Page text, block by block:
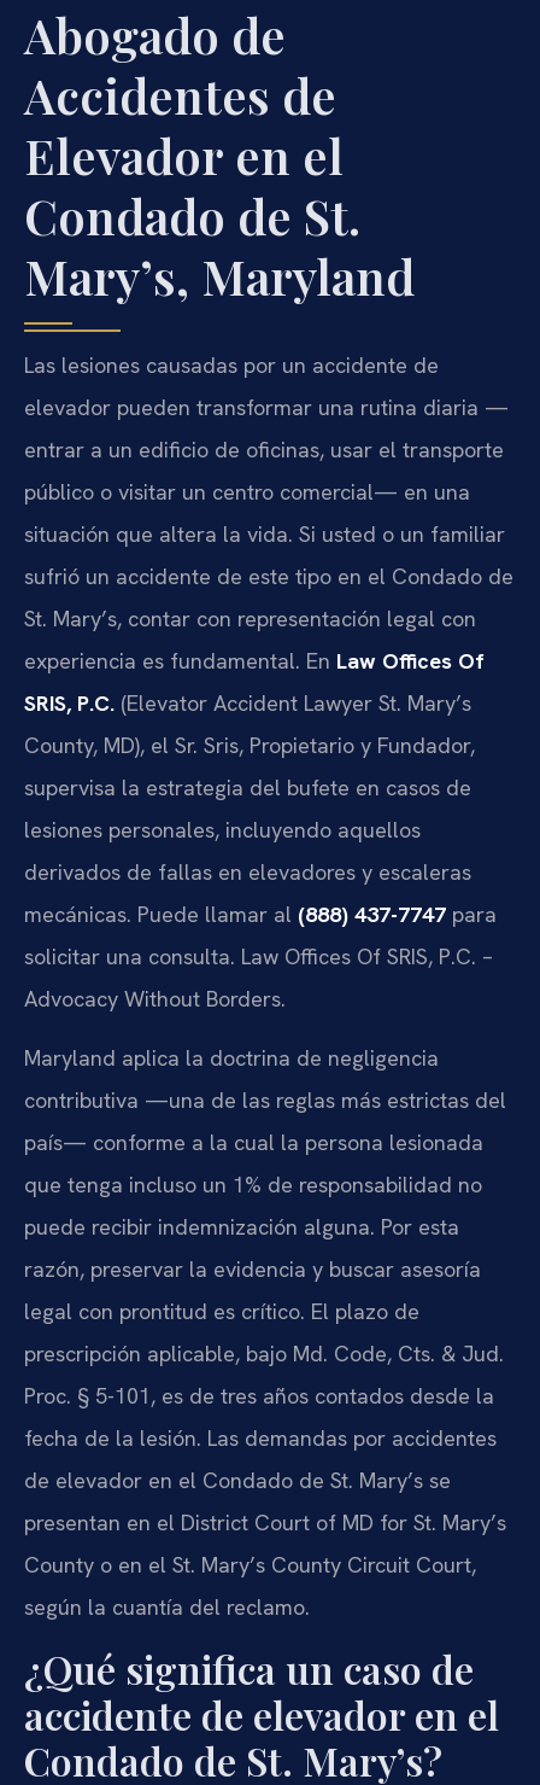
Abogado de
Accidentes de
Elevador en el
Condado de St.
Mary’s, Maryland
Las lesiones causadas por un accidente de
elevador pueden transformar una rutina diaria —
entrar a un edificio de oficinas, usar el transporte
público o visitar un centro comercial— en una
situación que altera la vida. Si usted o un familiar
sufrió un accidente de este tipo en el Condado de
St. Mary’s, contar con representación legal con
experiencia es fundamental. En Law Offices Of
SRIS, P.C. (Elevator Accident Lawyer St. Mary’s
County, MD), el Sr. Sris, Propietario y Fundador,
supervisa la estrategia del bufete en casos de
lesiones personales, incluyendo aquellos
derivados de fallas en elevadores y escaleras
mecánicas. Puede llamar al (888) 437-7747 para
solicitar una consulta. Law Offices Of SRIS, P.C. –
Advocacy Without Borders.
Maryland aplica la doctrina de negligencia
contributiva —una de las reglas más estrictas del
país— conforme a la cual la persona lesionada
que tenga incluso un 1% de responsabilidad no
puede recibir indemnización alguna. Por esta
razón, preservar la evidencia y buscar asesoría
legal con prontitud es crítico. El plazo de
prescripción aplicable, bajo Md. Code, Cts. & Jud.
Proc. § 5-101, es de tres años contados desde la
fecha de la lesión. Las demandas por accidentes
de elevador en el Condado de St. Mary’s se
presentan en el District Court of MD for St. Mary’s
County o en el St. Mary’s County Circuit Court,
según la cuantía del reclamo.
¿Qué significa un caso de
accidente de elevador en el
Condado de St. Mary’s?